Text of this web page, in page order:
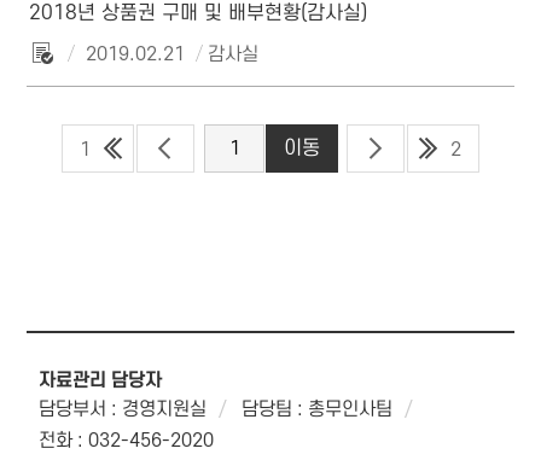
2018년 상품권 구매 및 배부현황(감사실)
2019.02.21
감사실
1 2
자료관리 담당자
담당부서 : 경영지원실
담당팀 : 총무인사팀
전화 : 032-456-2020